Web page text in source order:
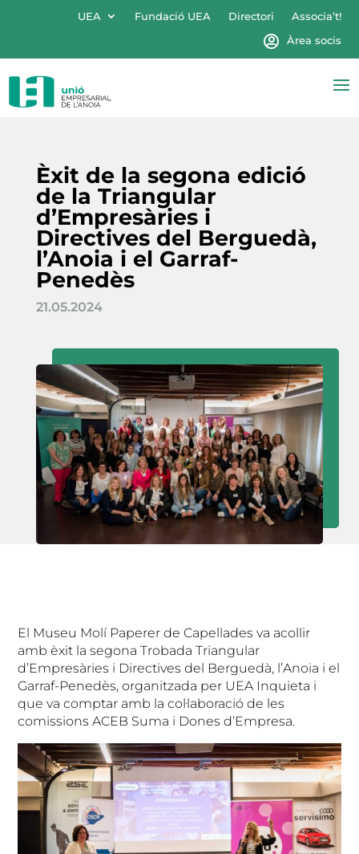
UEA Fundació UEA Directori
Associa’t!
Àrea socis
Èxit de la segona edició
de la Triangular
d’Empresàries i
Directives del Berguedà,
l’Anoia i el Garraf-
Penedès
21.05.2024
El Museu Molí Paperer de Capellades va acollir
amb èxit la segona Trobada Triangular
d’Empresàries i Directives del Berguedà, l’Anoia i el
Garraf-Penedès, organitzada per UEA Inquieta i
que va comptar amb la col·laboració de les
comissions ACEB Suma i Dones d’Empresa.